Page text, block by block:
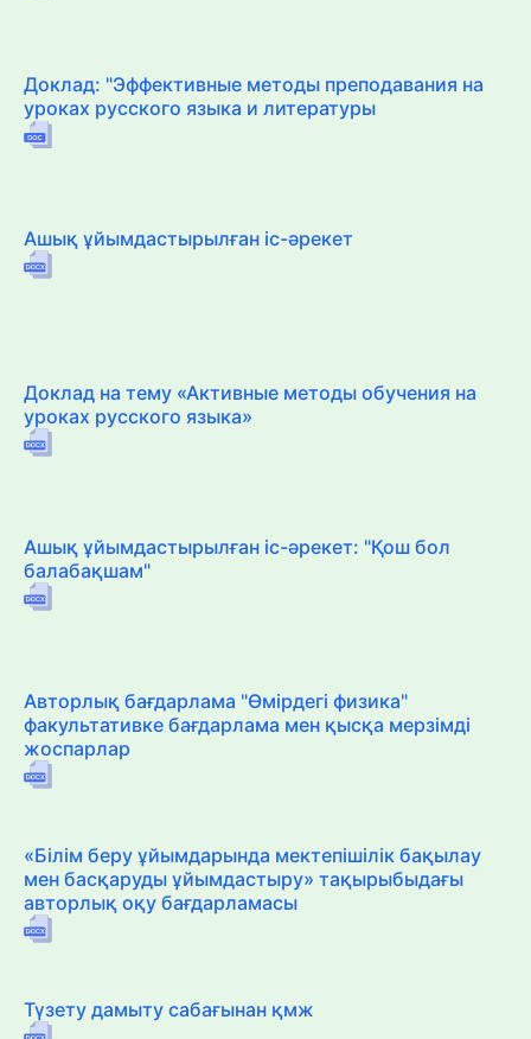
Доклад: "Эффективные методы преподавания на
уроках русского языка и литературы
Ашық ұйымдастырылған іс-әрекет
Доклад на тему «Активные методы обучения на
уроках русского языка»
Ашық ұйымдастырылған іс-әрекет: "Қош бол
балабақшам"
Авторлық бағдарлама "Өмірдегі физика"
факультативке бағдарлама мен қысқа мерзімді
жоспарлар
«Білім беру ұйымдарында мектепішілік бақылау
мен басқаруды ұйымдастыру» тақырыбыдағы
авторлық оқу бағдарламасы
Түзету дамыту сабағынан қмж